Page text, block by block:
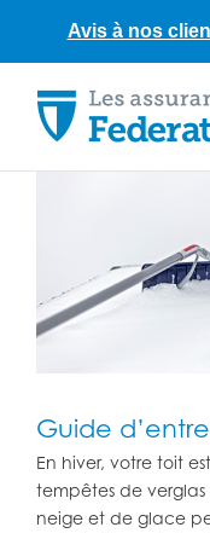
content
Guide
En hiver, votre toit
tempêtes de
neige et de glace
Avis à nos